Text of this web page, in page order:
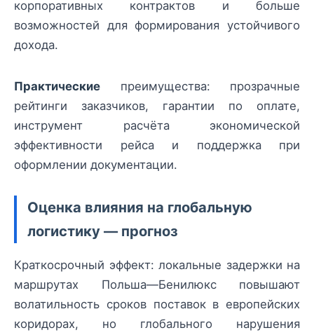
корпоративных контрактов и больше
возможностей для формирования устойчивого
дохода.
Практические преимущества: прозрачные
рейтинги заказчиков, гарантии по оплате,
инструмент расчёта экономической
эффективности рейса и поддержка при
оформлении документации.
Оценка влияния на глобальную
логистику — прогноз
Краткосрочный эффект: локальные задержки на
маршрутах Польша—Бенилюкс повышают
волатильность сроков поставок в европейских
коридорах, но глобального нарушения